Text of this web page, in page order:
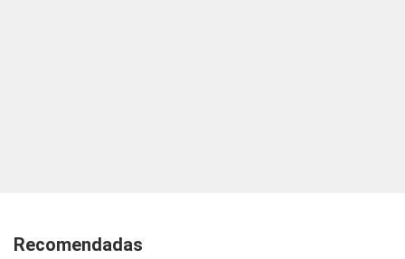
Recomendadas